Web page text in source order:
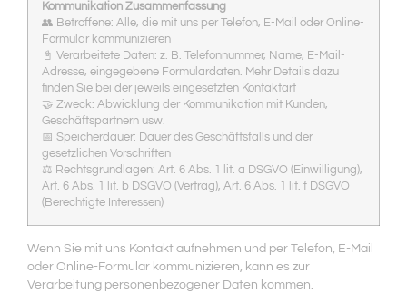
Kommunikation Zusammenfassung
👥 Betroffene: Alle, die mit uns per Telefon, E-Mail oder Online-
Formular kommunizieren
📓 Verarbeitete Daten: z. B. Telefonnummer, Name, E-Mail-
Adresse, eingegebene Formulardaten. Mehr Details dazu
finden Sie bei der jeweils eingesetzten Kontaktart
🤝 Zweck: Abwicklung der Kommunikation mit Kunden,
Geschäftspartnern usw.
📅 Speicherdauer: Dauer des Geschäftsfalls und der
gesetzlichen Vorschriften
⚖️ Rechtsgrundlagen: Art. 6 Abs. 1 lit. a DSGVO (Einwilligung),
Art. 6 Abs. 1 lit. b DSGVO (Vertrag), Art. 6 Abs. 1 lit. f DSGVO
(Berechtigte Interessen)
Wenn Sie mit uns Kontakt aufnehmen und per Telefon, E-Mail
oder Online-Formular kommunizieren, kann es zur
Verarbeitung personenbezogener Daten kommen.